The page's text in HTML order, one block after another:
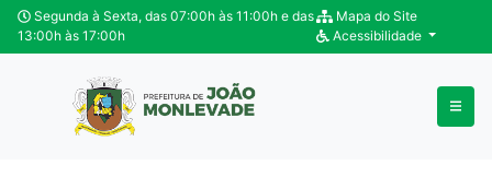
Ir para o conteúdo
Ir para o fim do conteúdo
Segunda à Sexta, das 07:00h às 11:00h e das
13:00h às 17:00h
Mapa do Site
Acessibilidade